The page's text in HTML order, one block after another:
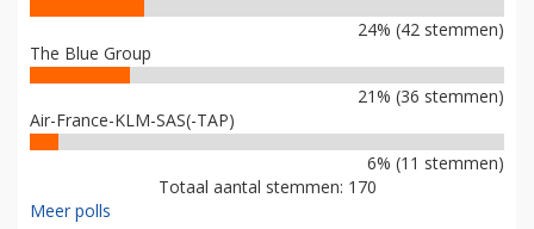
24% (42 stemmen)
The Blue Group
21% (36 stemmen)
Air-France-KLM-SAS(-TAP)
6% (11 stemmen)
Totaal aantal stemmen: 170
Meer polls